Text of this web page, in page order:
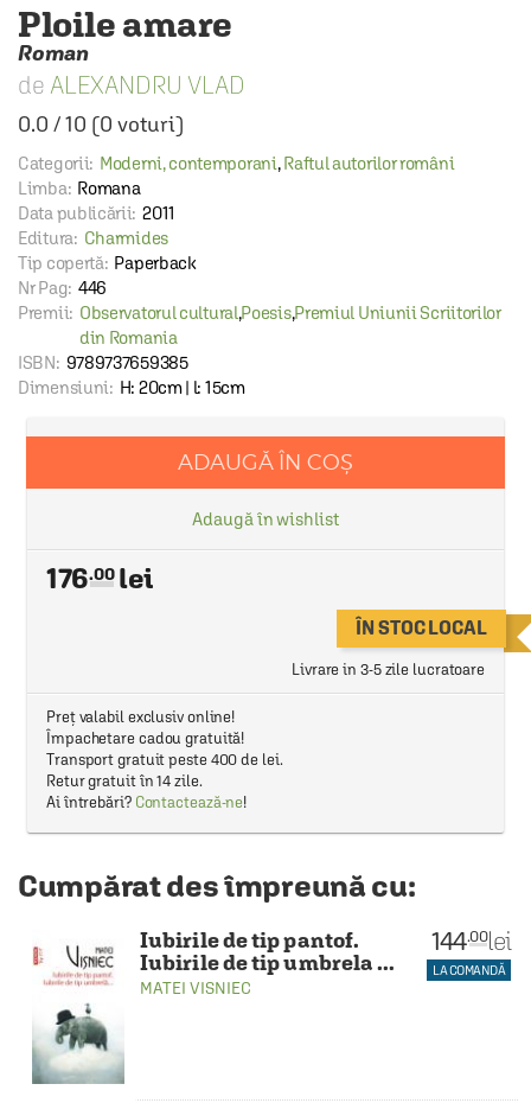
Ploile amare
Roman
ALEXANDRU VLAD
0.0 /10 (0 voturi)
Categorii: Moderni, contemporani,Raftul autorilor români
Limba: Romana
Data publicării: 2011
Editura: Charmides
Tip copertă: Paperback
Nr Pag: 446
Premii: Observatorul cultural,Poesis,Premiul Uniunii Scriitorilor
din Romania
ISBN: 9789737659385
Dimensiuni: H: 20cm | l: 15cm
ADAUGĂ ÎN COȘ
Adaugă în wishlist
176.00
ÎN STOC LOCAL
Livrare in 3-5 zile lucratoare
Preț valabil exclusiv online!
Împachetare cadou gratuită!
Transport gratuit peste 400 de lei.
Retur gratuit în 14 zile.
Ai întrebări? Contactează-ne!
Cumpărat des împreună cu:
Iubirile de tip pantof.
Iubirile de tip umbrela ...
MATEI VISNIEC
144.00lei
LA COMANDĂ